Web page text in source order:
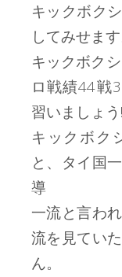
キックボク
してみせます
キックボク
ロ戦績44戦
習いましょう!
キックボク
と、タイ国
導
一流と言わ
流を見てい
ん。